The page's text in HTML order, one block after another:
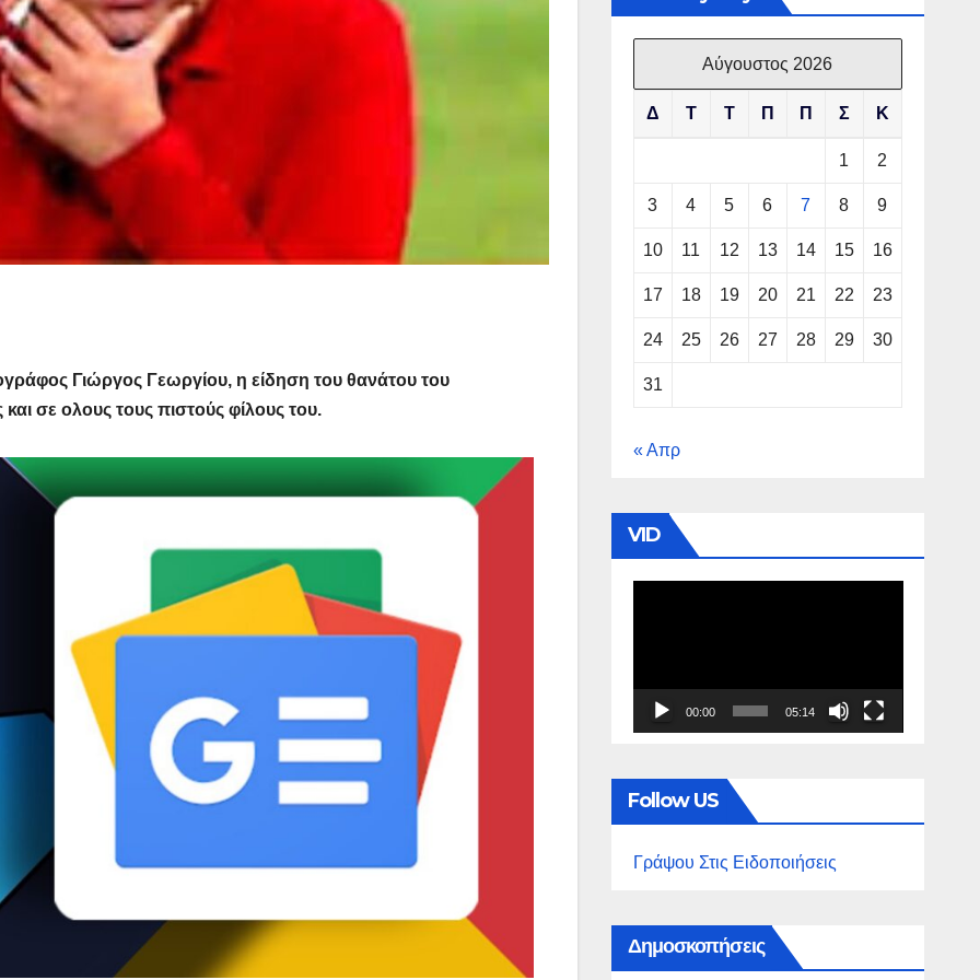
Γιώργος Γεωργίου, η είδηση του θανάτου του
σε ολους τους πιστούς φίλους του.
Αύγουστος 2026
Δ Τ Τ Π Π Σ Κ
1 2
3 4 5 6 7 8 9
10 11 12 13 14 15 16
17 18 19 20 21 22 23
24 25 26 27 28 29 30
31
« Απρ
VID
00:00 05:14
Follow US
Γράψου Στις Ειδοποιήσεις
Δημοσκοπήσεις